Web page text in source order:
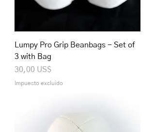
Lumpy Pro Grip Beanbags - Set of
3 with Bag
Precio
30,00 US$
Impuesto excluido